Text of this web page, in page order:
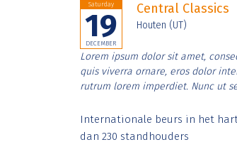
Saturday
19
DECEMBER
Central Classics
Houten (UT)
Lorem ipsum dolor sit amet,
quis viverra ornare, eros dolor
rutrum lorem imperdiet. Nunc ut
Internationale beurs in het hart
dan 230 standhouders